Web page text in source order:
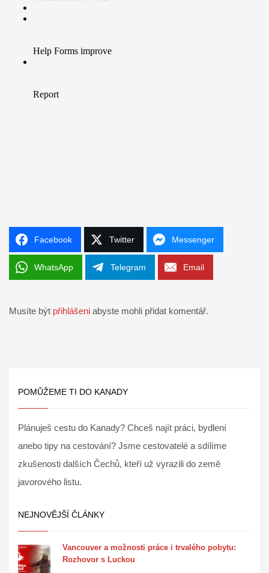
Facebook Twitter Messenger
WhatsApp Telegram Email
Musíte být přihlášeni abyste mohli přidat komentář.
POMŮŽEME TI DO KANADY
Plánuješ cestu do Kanady? Chceš najít práci, bydlení
anebo tipy na cestování? Jsme cestovatelé a sdílíme
zkušenosti dalších Čechů, kteří už vyrazili do země
javorového listu.
NEJNOVĚJŠÍ ČLÁNKY
Vancouver a možnosti práce i trvalého pobytu:
Rozhovor s Luckou